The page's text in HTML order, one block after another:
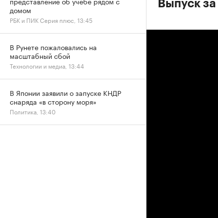
Выпуск
домом
РБК и ПИК Серия плюс, 13:45
В Рунете пожаловались на
масштабный сбой
Технологии и медиа, 13:44
В Японии заявили о запуске КНДР
снаряда «в сторону моря»
Политика, 13:40